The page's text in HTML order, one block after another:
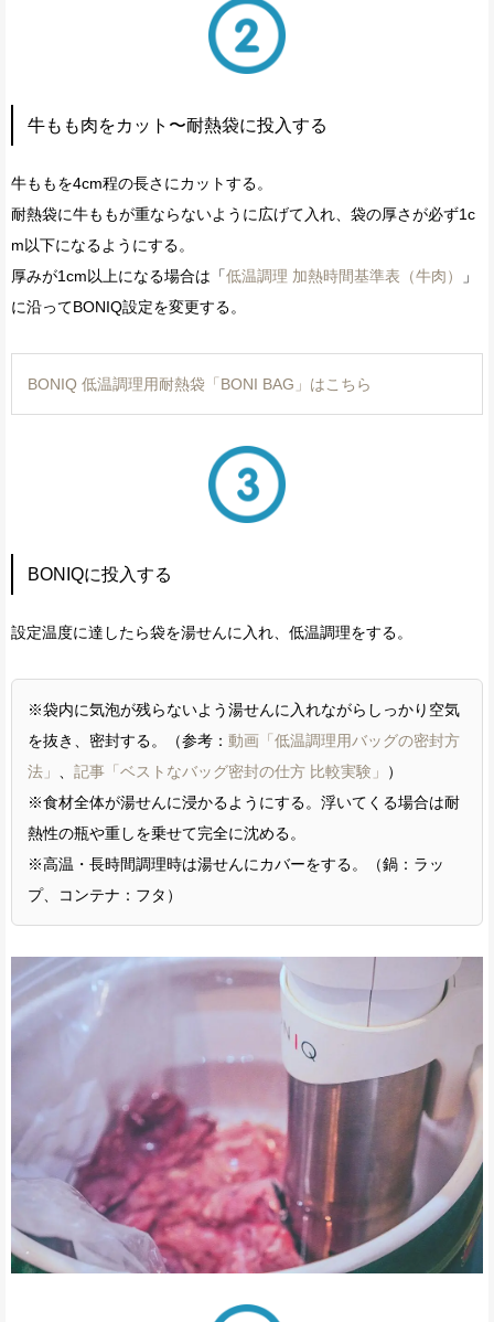
牛もも肉をカット〜耐熱袋に投入する
牛ももを4cm程の長さにカットする。
耐熱袋に牛ももが重ならないように広げて入れ、袋の厚さが必ず1c
m以下になるようにする。
厚みが1cm以上になる場合は「低温調理 加熱時間基準表（牛肉）
」
に沿ってBONIQ設定を変更する。
BONIQ 低温調理用耐熱袋「BONI BAG」はこちら
BONIQに投入する
設定温度に達したら袋を湯せんに入れ、低温調理をする。
※袋内に気泡が残らないよう湯せんに入れながらしっかり空気
を抜き、密封する。（参考： 動画「低温調理用バッグの密封方
法」
記事「ベストなバッグ密封の仕方 比較実験」
）
※食材全体が湯せんに浸かるようにする。浮いてくる場合は耐
熱性の瓶や重しを乗せて完全に沈める。
※高温・長時間調理時は湯せんにカバーをする。（鍋：ラッ
プ、コンテナ：フタ）